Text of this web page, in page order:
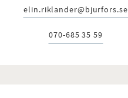
E-post:
elin.riklander@bjurfors.se
Telefon:
070-685 35 59